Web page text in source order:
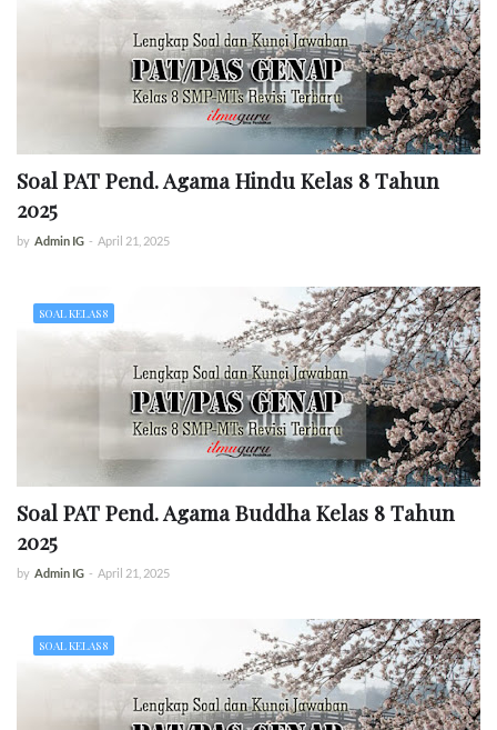
Soal PAT Pend. Agama Hindu Kelas 8 Tahun
2025
by Admin IG - April 21, 2025
SOAL KELAS 8
Soal PAT Pend. Agama Buddha Kelas 8 Tahun
2025
by Admin IG - April 21, 2025
SOAL KELAS 8